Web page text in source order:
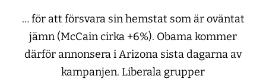
… för att försvara sin hemstat som är oväntat
jämn (McCain cirka +6%). Obama kommer
därför annonsera i Arizona sista dagarna av
kampanjen. Liberala grupper